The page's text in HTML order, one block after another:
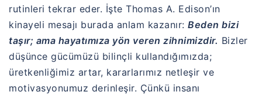
rutinleri tekrar eder. İşte Thomas A. Edison’ın
kinayeli mesajı burada anlam kazanır: Beden bizi
taşır; ama hayatımıza yön veren zihnimizdir. Bizler
düşünce gücümüzü bilinçli kullandığımızda;
üretkenliğimiz artar, kararlarımız netleşir ve
motivasyonumuz derinleşir. Çünkü insanı